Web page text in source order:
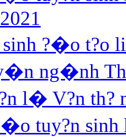
sinh ?�o t?o
ng�nh
l� V?n th?
tuy?n sinh